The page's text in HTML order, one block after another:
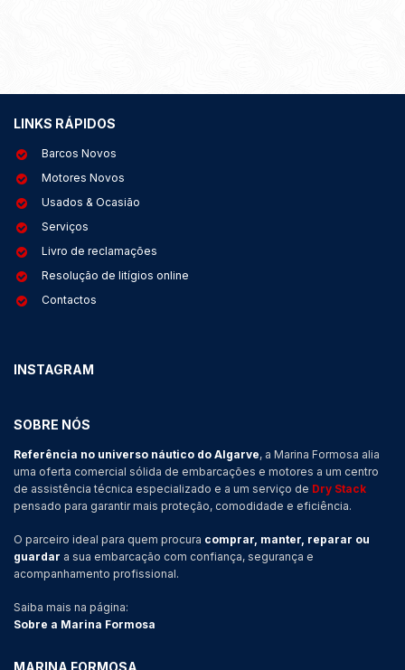
LINKS RÁPIDOS
Barcos Novos
Motores Novos
Usados & Ocasião
Serviços
Livro de reclamações
Resolução de litígios online
Contactos
INSTAGRAM
SOBRE NÓS
Referência no universo náutico do Algarve, a Marina Formosa alia
uma oferta comercial sólida de embarcações e motores a um centro
de assistência técnica especializado e a um serviço de Dry Stack
pensado para garantir mais proteção, comodidade e eficiência.
O parceiro ideal para quem procura comprar, manter, reparar ou
guardar a sua embarcação com confiança, segurança e
acompanhamento profissional.
Saiba mais na página:
Sobre a Marina Formosa